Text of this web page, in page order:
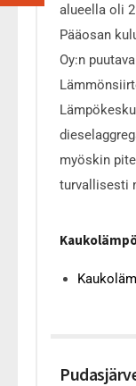
alueella oli
Pääosan
Oy:n
myöskin
turvallisesti